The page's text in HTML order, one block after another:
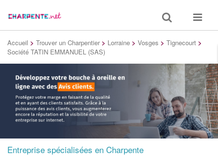
Toggle
search
Toggle
Accueil > Trouver un Charpentier > Lorraine > Vosges > Tignecourt >
Société TATIN EMMANUEL (SAS)
Entreprise spécialisées en Charpente